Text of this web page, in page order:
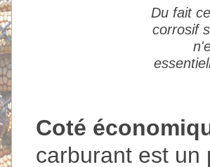
Du fait
corrosif
Coté
carburant est un